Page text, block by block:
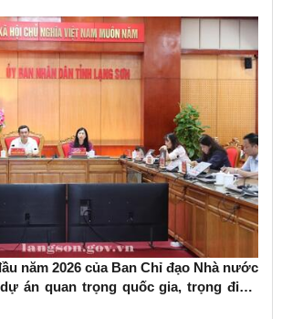
năm 2026 của Ban Chỉ đạo Nhà nước
án quan trọng quốc gia, trọng điểm